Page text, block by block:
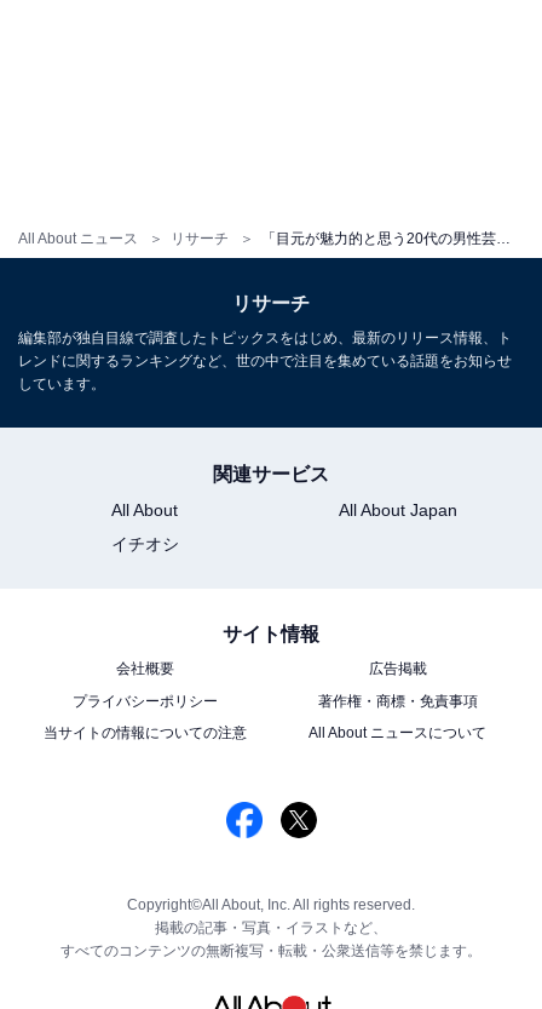
All About ニュース リサーチ 「目元が魅力的と思う20代の男性芸能人」ランキング！ 2位「新田真剣佑」、1位は？
リサーチ
編集部が独自目線で調査したトピックスをはじめ、最新のリリース情報、ト
レンドに関するランキングなど、世の中で注目を集めている話題をお知らせ
しています。
関連サービス
All About
All About Japan
イチオシ
サイト情報
会社概要
広告掲載
プライバシーポリシー
著作権・商標・免責事項
当サイトの情報についての注意
All About ニュースについて
Copyright©All About, Inc. All rights reserved.
掲載の記事・写真・イラストなど、
すべてのコンテンツの無断複写・転載・公衆送信等を禁じます。